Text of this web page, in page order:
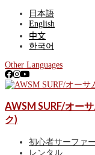
日本語
English
中文
한국어
Other Languages
AWSM SURF/
ト オーガニック
プ。アルメリックやJS
ンタル、初心者向けサ
AWSM SURF/オー
ク)
初心者サーファ
レンタル